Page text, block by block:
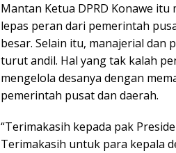
Mantan Ketua DPRD Konawe
lepas peran dari pemerintah
besar. Selain itu, manajerial dan
turut andil. Hal yang tak kalah
mengelola desanya dengan
pemerintah pusat dan daerah.
“Terimakasih kepada pak
Terimakasih untuk para kepala